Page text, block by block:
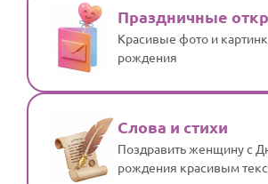
Праздничные
Красивые фото и
рождения
Слова и стихи
Поздравить женщину с
рождения красивым